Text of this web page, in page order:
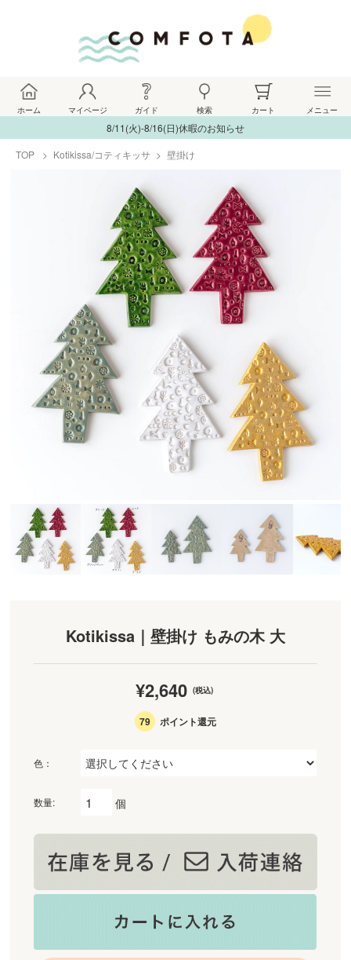
ホーム マイページ ガイド 検索 カート メニュー
8/11(火)-8/16(日)休暇のお知らせ
TOP
Kotikissa/コティキッサ 壁掛け
Kotikissa｜壁掛け もみの木 大
¥2,640 (税込)
79 ポイント還元
色：
数量: 個